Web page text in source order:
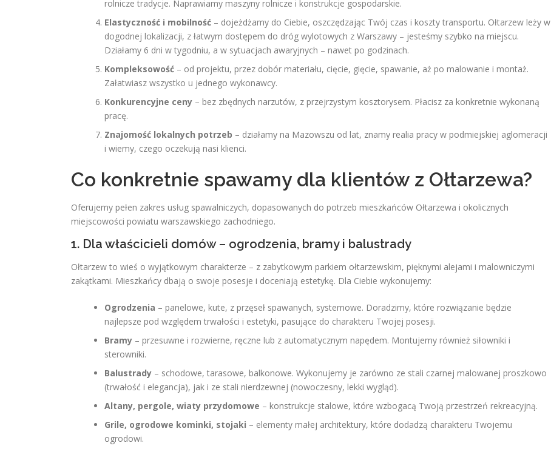
rolnicze tradycje. Naprawiamy maszyny rolnicze i konstrukcje gospodarskie.
Elastyczność i mobilność – dojeżdżamy do Ciebie, oszczędzając Twój czas i koszty transportu. Ołtarzew leży w
dogodnej lokalizacji, z łatwym dostępem do dróg wylotowych z Warszawy – jesteśmy szybko na miejscu.
Działamy 6 dni w tygodniu, a w sytuacjach awaryjnych – nawet po godzinach.
Kompleksowość – od projektu, przez dobór materiału, cięcie, gięcie, spawanie, aż po malowanie i montaż.
Załatwiasz wszystko u jednego wykonawcy.
Konkurencyjne ceny – bez zbędnych narzutów, z przejrzystym kosztorysem. Płacisz za konkretnie wykonaną
pracę.
Znajomość lokalnych potrzeb – działamy na Mazowszu od lat, znamy realia pracy w podmiejskiej aglomeracji
i wiemy, czego oczekują nasi klienci.
Co konkretnie spawamy dla klientów z Ołtarzewa?
Oferujemy pełen zakres usług spawalniczych, dopasowanych do potrzeb mieszkańców Ołtarzewa i okolicznych
miejscowości powiatu warszawskiego zachodniego.
1. Dla właścicieli domów – ogrodzenia, bramy i balustrady
Ołtarzew to wieś o wyjątkowym charakterze – z zabytkowym parkiem ołtarzewskim, pięknymi alejami i malowniczymi
zakątkami. Mieszkańcy dbają o swoje posesje i doceniają estetykę. Dla Ciebie wykonujemy:
Ogrodzenia – panelowe, kute, z przęseł spawanych, systemowe. Doradzimy, które rozwiązanie będzie
najlepsze pod względem trwałości i estetyki, pasujące do charakteru Twojej posesji.
Bramy – przesuwne i rozwierne, ręczne lub z automatycznym napędem. Montujemy również siłowniki i
sterowniki.
Balustrady – schodowe, tarasowe, balkonowe. Wykonujemy je zarówno ze stali czarnej malowanej proszkowo
(trwałość i elegancja), jak i ze stali nierdzewnej (nowoczesny, lekki wygląd).
Altany, pergole, wiaty przydomowe – konstrukcje stalowe, które wzbogacą Twoją przestrzeń rekreacyjną.
Grile, ogrodowe kominki, stojaki – elementy małej architektury, które dodadzą charakteru Twojemu
ogrodowi.